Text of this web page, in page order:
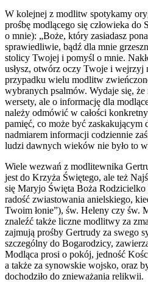
W kolejnej z modlitw spotykamy
prośbę modlącego się człowieka do
o mnie): „Boże, który zasiadasz
sprawiedliwie, bądź dla mnie
stolicy Twojej i pomyśl o mnie.
usłysz, otwórz oczy Twoje i wejrzyj
przypadku wielu modlitw
wybranych psalmów. Wydaje się,
wersety, ale o informację dla
należy odmówić w całości konkretny
pamięć, co może być zaskakującym
nadmiarem informacji codziennie
ludzi dawnych wieków nie było to
Wiele wezwań z modlitewnika
jest do Krzyża Świętego, ale też
się Maryjo Święta Boża Rodzicielko
radość zwiastowania anielskiego,
Twoim łonie”), św. Heleny czy św.
znaleźć także liczne modlitwy za
zajmują prośby Gertrudy za swego
szczególny do Bogarodzicy,
Modląca prosi o pokój, jedność
a także za synowskie wojsko, oraz
dochodziło do znieważania relikwii.